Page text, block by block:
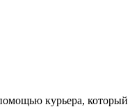
курьера,